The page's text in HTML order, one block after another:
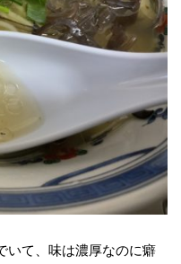
いて、味は濃厚なのに癖